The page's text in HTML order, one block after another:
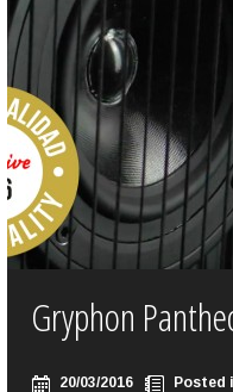
Gryphon
20/03/2016 Posted